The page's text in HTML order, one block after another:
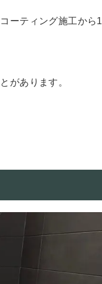
ーティング施工から1
があります。